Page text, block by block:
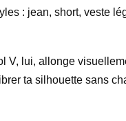
: jean, short, veste
V, lui, allonge
ta silhouette sans